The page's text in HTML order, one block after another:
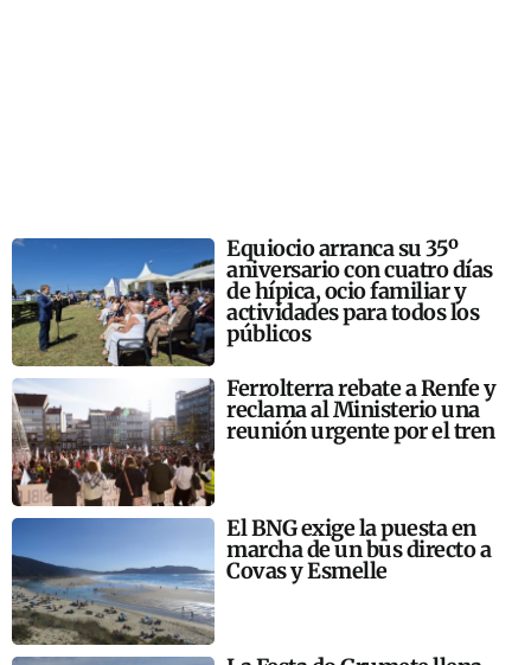
Equiocio arranca su 35º
aniversario con cuatro días
de hípica, ocio familiar y
actividades para todos los
públicos
Ferrolterra rebate a Renfe y
reclama al Ministerio una
reunión urgente por el tren
El BNG exige la puesta en
marcha de un bus directo a
Covas y Esmelle